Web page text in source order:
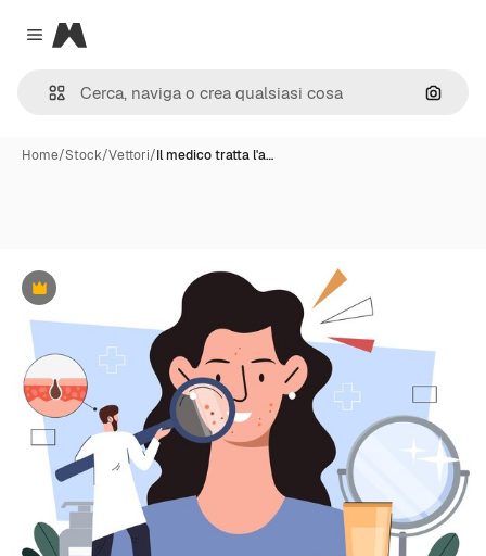
Close menu
Magnific
Cerca
Home/Stock/Vettori/Il medico tratta l'a…
Premium